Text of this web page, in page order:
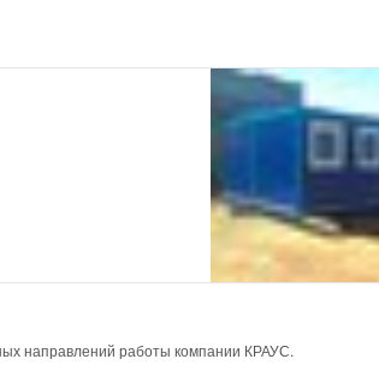
направлений работы компании КРАУС.